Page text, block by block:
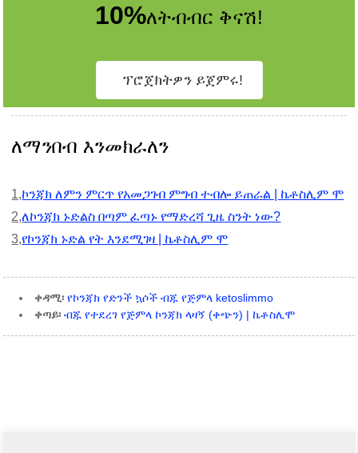
10%ለትብብር ቅናሽ!
ፕሮጀክትዎን ይጀምሩ!
ለማንበብ እንመክራለን
1,ኮንጃክ ለምን ምርጥ የአመጋገብ ምግብ ተብሎ ይጠራል | ኬቶስሊም ሞ
2,ለኮንጃክ ኑድልስ በጣም ፈጣኑ የማድረሻ ጊዜ ስንት ነው?
3,የኮንጃክ ኑድል የት እንደሚገዛ | ኬቶስሊም ሞ
ቀዳሚ፡ የኮንጃክ የድንች ኳሶች ብጁ የጅምላ ketoslimmo
ቀጣይ፡ ብጁ የተደረገ የጅምላ ኮንጃክ ላዛኝ (ቀጭን) | ኬቶስሊሞ